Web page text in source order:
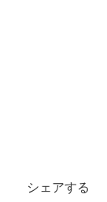
シェアする